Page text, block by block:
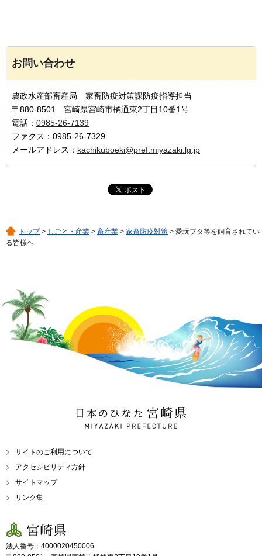
お問い合わせ
農政水産部畜産局 家畜防疫対策課防疫指導担当
〒880-8501 宮崎県宮崎市橘通東2丁目10番1号
電話： 0985-26-7139
ファクス：0985-26-7329
メールアドレス： kachikuboeki@pref.miyazaki.lg.jp
トップ> しごと・産業 > 畜産業 > 家畜防疫対策 > 愛玩ブタ等を飼育されてい
る皆様へ
日本のひなた 宮崎県
MIYAZAKI PREFECTURE
サイトのご利用について
アクセシビリティ方針
サイトマップ
リンク集
宮崎県
法人番号：4000020450006